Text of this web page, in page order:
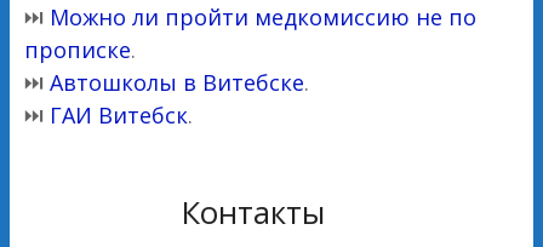
⏭ Можно ли пройти медкомиссию не по
прописке.
⏭ Автошколы в Витебске.
⏭ ГАИ Витебск.
Контакты